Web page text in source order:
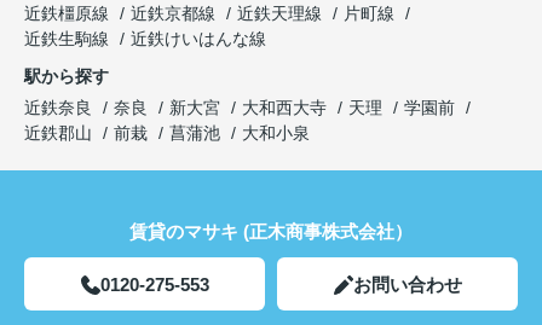
近鉄橿原線
近鉄京都線 近鉄天理線
片町線
近鉄生駒線
近鉄けいはんな線
駅から探す
近鉄奈良
奈良 新大宮 大和西大寺 天理
学園前
近鉄郡山
前栽 菖蒲池 大和小泉
賃貸のマサキ (正木商事株式会社）
0120-275-553 お問い合わせ